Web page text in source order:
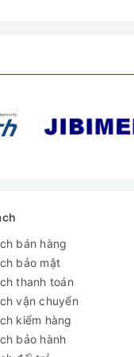
bán hàng
bảo mật
thanh toán
vận chuyển
kiểm hàng
bảo hành